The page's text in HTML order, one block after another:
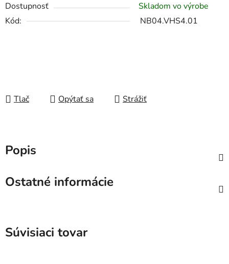
Dostupnosť
Skladom vo výrobe
Kód:
NB04.VHS4.01
Tlač Opýtať sa Strážiť
Popis
Ostatné informácie
Súvisiaci tovar